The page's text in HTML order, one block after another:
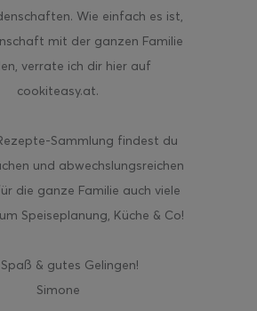
Wie einfach es ist,
mit der ganzen Familie
verrate ich dir hier auf
cookiteasy.at.
Sammlung findest du
und abwechslungsreichen
die ganze Familie auch viele
Speiseplanung, Küche & Co!
& gutes Gelingen!
Simone